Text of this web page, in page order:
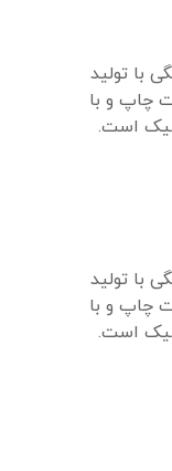
با تولید
چاپ و با
است.
با تولید
چاپ و با
است.